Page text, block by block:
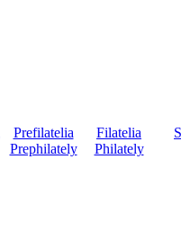
Prefilatelia
Prephilately
Filatelia
Philately